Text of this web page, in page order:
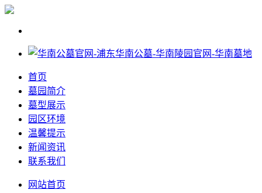
首页
墓园简介
墓型展示
园区环境
温馨提示
新闻资讯
联系我们
网站首页